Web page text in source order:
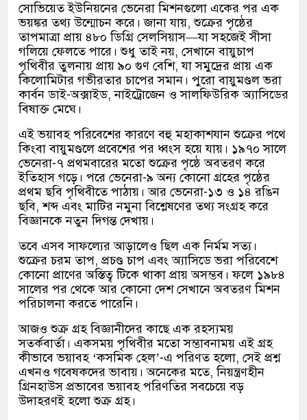
সোভিয়েত ইউনিয়নের ভেনেরা মিশনগুলো একের পর এক
ভয়ঙ্কর তথ্য উন্মোচন করে। জানা যায়, শুক্রের পৃষ্ঠের
তাপমাত্রা প্রায় ৪৮০ ডিগ্রি সেলসিয়াস—যা সহজেই সীসা
গলিয়ে ফেলতে পারে। শুধু তাই নয়, সেখানে বায়ুচাপ
পৃথিবীর তুলনায় প্রায় ৯০ গুণ বেশি, যা সমুদ্রের প্রায় এক
কিলোমিটার গভীরতার চাপের সমান। পুরো বায়ুমণ্ডল ভরা
কার্বন ডাই-অক্সাইড, নাইট্রোজেন ও সালফিউরিক অ্যাসিডের
বিষাক্ত মেঘে।
এই ভয়াবহ পরিবেশের কারণে বহু মহাকাশযান শুক্রের পথে
কিংবা বায়ুমণ্ডলে প্রবেশের পর ধ্বংস হয়ে যায়। ১৯৭০ সালে
ভেনেরা-৭ প্রথমবারের মতো শুক্রের পৃষ্ঠে অবতরণ করে
ইতিহাস গড়ে। পরে ভেনেরা-৯ অন্য কোনো গ্রহের পৃষ্ঠের
প্রথম ছবি পৃথিবীতে পাঠায়। আর ভেনেরা-১৩ ও ১৪ রঙিন
ছবি, শব্দ এবং মাটির নমুনা বিশ্লেষণের তথ্য সংগ্রহ করে
বিজ্ঞানকে নতুন দিগন্ত দেখায়।
তবে এসব সাফল্যের আড়ালেও ছিল এক নির্মম সত্য।
শুক্রের চরম তাপ, প্রচণ্ড চাপ এবং অ্যাসিডে ভরা পরিবেশে
কোনো প্রাণের অস্তিত্ব টিকে থাকা প্রায় অসম্ভব। ফলে ১৯৮৪
সালের পর থেকে আর কোনো দেশ সেখানে অবতরণ মিশন
পরিচালনা করতে পারেনি।
আজও শুক্র গ্রহ বিজ্ঞানীদের কাছে এক রহস্যময়
সতর্কবার্তা। একসময় পৃথিবীর মতো সম্ভাবনাময় এই গ্রহ
কীভাবে ভয়াবহ ‘কসমিক হেল’-এ পরিণত হলো, সেই প্রশ্ন
এখনও গবেষকদের ভাবায়। অনেকের মতে, নিয়ন্ত্রণহীন
গ্রিনহাউস প্রভাবের ভয়াবহ পরিণতির সবচেয়ে বড়
উদাহরণই হলো শুক্র গ্রহ।